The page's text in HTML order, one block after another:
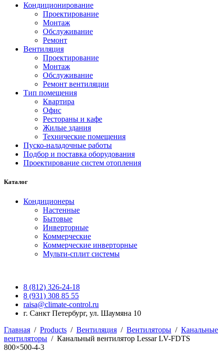
Кондиционирование
Проектирование
Монтаж
Обслуживание
Ремонт
Вентиляция
Проектирование
Монтаж
Обслуживание
Ремонт вентиляции
Тип помещения
Квартира
Офис
Рестораны и кафе
Жилые здания
Технические помещения
Пуско-наладочные работы
Подбор и поставка оборудования
Проектирование систем отопления
Каталог
Кондиционеры
Настенные
Бытовые
Инверторные
Коммерческие
Коммерческие инверторные
Мульти-сплит системы
8 (812) 326-24-18
8 (931) 308 85 55
raisa@climate-control.ru
г. Санкт Петербург, ул. Шаумяна 10
Главная / Products / Вентиляция / Вентиляторы / Канальные
вентиляторы / Канальный вентилятор Lessar LV-FDTS
800×500-4-3